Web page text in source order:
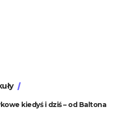
kiedyś i dziś – od Baltona